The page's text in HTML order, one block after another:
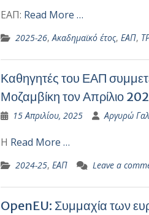
ΕΑΠ: Read More …
2025-26,Ακαδημαϊκό έτος, ΕΑΠ,
Καθηγητές του ΕΑΠ
Μοζαμβίκη τον Απρίλιο
15 Απριλίου, 2025 Αργυρώ
Η Read More …
2024-25, ΕΑΠ Leave a
OpenEU: Συμμαχία των